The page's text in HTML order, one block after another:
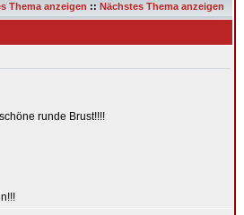
Thema anzeigen :: Nächstes Thema anzeigen
runde Brust!!!!